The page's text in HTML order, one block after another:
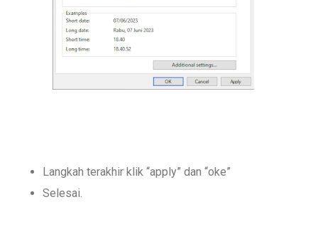
Langkah terakhir klik “apply” dan “oke”
Selesai.